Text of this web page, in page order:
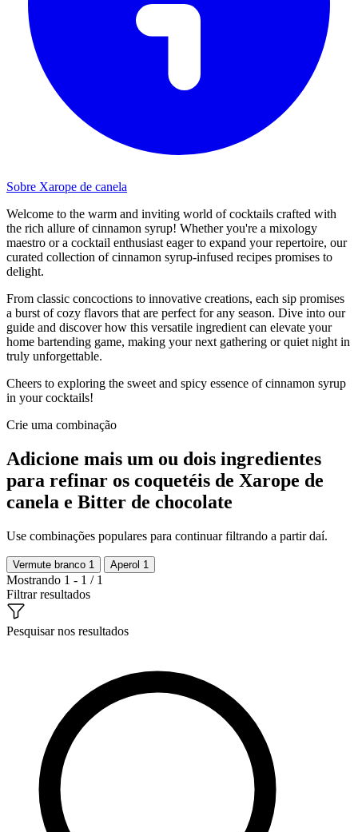
Sobre Xarope de canela
Welcome to the warm and inviting world of cocktails crafted with
the rich allure of cinnamon syrup! Whether you're a mixology
maestro or a cocktail enthusiast eager to expand your repertoire, our
curated collection of cinnamon syrup-infused recipes promises to
delight.
From classic concoctions to innovative creations, each sip promises
a burst of cozy flavors that are perfect for any season. Dive into our
guide and discover how this versatile ingredient can elevate your
home bartending game, making your next gathering or quiet night in
truly unforgettable.
Cheers to exploring the sweet and spicy essence of cinnamon syrup
in your cocktails!
Crie uma combinação
Adicione mais um ou dois ingredientes
para refinar os coquetéis de Xarope de
canela e Bitter de chocolate
Use combinações populares para continuar filtrando a partir daí.
Vermute branco 1 Aperol 1
Mostrando 1 - 1 / 1
Filtrar resultados
Pesquisar nos resultados